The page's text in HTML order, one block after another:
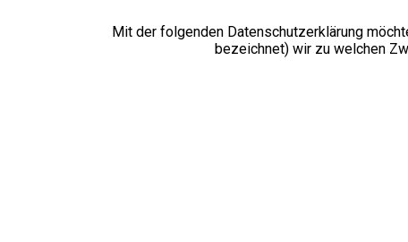
Mit der folgenden Datenschutzerklärung
bezeichnet) wir zu welchen